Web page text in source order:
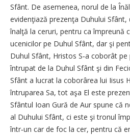
Sfânt. De asemenea, norul de la
evidenţiază prezenţa Duhului
înalţă la ceruri, pentru ca împreună
ucenicilor pe Duhul Sfânt, dar şi
Duhul Sfânt, Hristos S‑a coborât
întrupat de la Duhul Sfânt şi din
Sfânt a lucrat la coborârea lui Iisus
întruparea Sa, tot aşa El este
Sfântul Ioan Gură de Aur spune că
al Duhului Sfânt, ci este şi tronul
într‑un car de foc la cer, pentru că